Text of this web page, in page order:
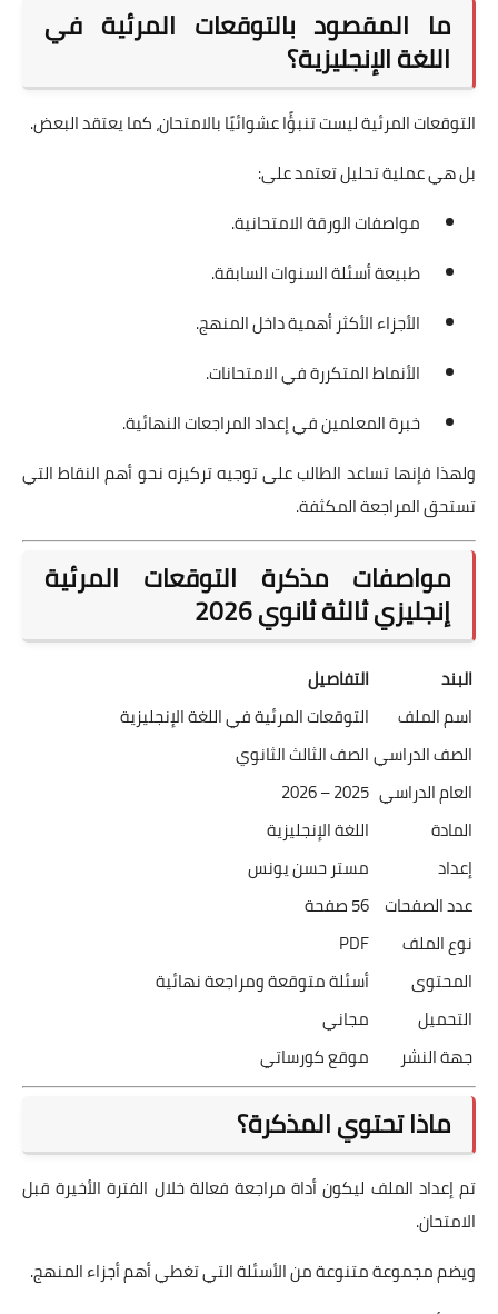
ما المقصود بالتوقعات المرئية في
اللغة الإنجليزية؟
التوقعات المرئية ليست تنبؤًا عشوائيًا بالامتحان، كما يعتقد البعض.
بل هي عملية تحليل تعتمد على:
مواصفات الورقة الامتحانية.
طبيعة أسئلة السنوات السابقة.
الأجزاء الأكثر أهمية داخل المنهج.
الأنماط المتكررة في الامتحانات.
خبرة المعلمين في إعداد المراجعات النهائية.
ولهذا فإنها تساعد الطالب على توجيه تركيزه نحو أهم النقاط التي
تستحق المراجعة المكثفة.
مواصفات مذكرة التوقعات المرئية
إنجليزي ثالثة ثانوي 2026
البند
التفاصيل
اسم الملف
التوقعات المرئية في اللغة الإنجليزية
الصف الدراسيالصف الثالث الثانوي
العام الدراسي 2025 – 2026
المادة
اللغة الإنجليزية
إعداد
مستر حسن يونس
عدد الصفحات 56 صفحة
نوع الملف
PDF
المحتوى
أسئلة متوقعة ومراجعة نهائية
التحميل
مجاني
جهة النشر
موقع كورساتي
ماذا تحتوي المذكرة؟
تم إعداد الملف ليكون أداة مراجعة فعالة خلال الفترة الأخيرة قبل
الامتحان.
ويضم مجموعة متنوعة من الأسئلة التي تغطي أهم أجزاء المنهج.